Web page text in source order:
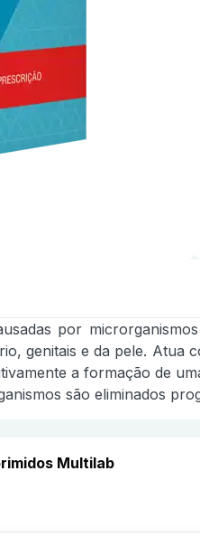
por
genitais e da pele.
a formação de
são eliminados
Multilab